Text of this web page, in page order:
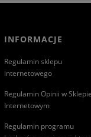
obsługa
INFORMACJE
Regulamin sklepu
internetowego
Regulamin Opinii w Sklepie
Internetowym
Regulamin programu